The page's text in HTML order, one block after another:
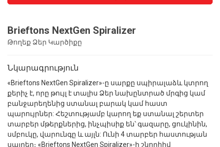
Brieftons NextGen Spiralizer
Թողեք Ձեր Կարծիքը
Նկարագրություն
«Brieftons NextGen Spiralizer»-ը սարքը սպիրալաձև կտրող
քերիչ է, որը թույլ է տալիս Ձեր նախընտրած մրգից կամ
բանջարեղենից ստանալ բարակ կամ հաստ
պարույրներ: Հեշտությամբ կարող եք ստանալ շերտեր
տարբեր մթերքներից, ինչպիսիք են՝ գազարը, ցուկինին,
սմբուկը, վարունգը և այլն: Ունի 4 տարբեր հաստության
սայրեր։ «Brieftons NextGen Spiralizer»-ի շնորհիվ